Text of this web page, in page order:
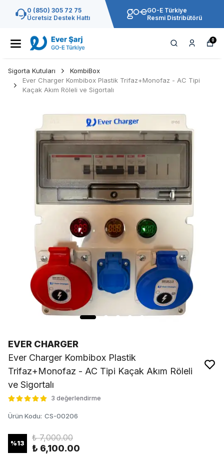
0 (850) 305 72 75
Ücretsiz Destek Hattı
GO-E Türkiye
Resmi Distribütörü
0
Sigorta Kutuları
KombiBox
Ever Charger Kombibox Plastik Trifaz+Monofaz - AC Tipi
Kaçak Akım Röleli ve Sigortalı
EVER CHARGER
Ever Charger Kombibox Plastik
Trifaz+Monofaz - AC Tipi Kaçak Akım Röleli
ve Sigortalı
3 değerlendirme
Ürün Kodu: CS-00206
%13
₺ 7,000.00
₺ 6,100.00